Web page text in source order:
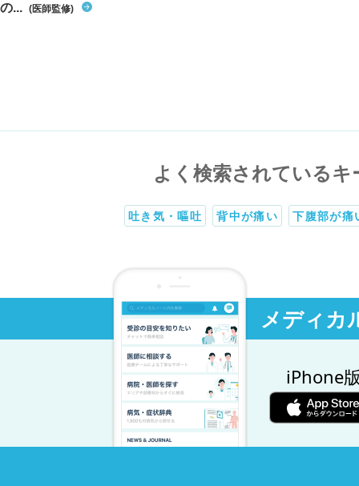
の... (医師監修)
よく検索されているキ
吐き気・嘔吐 背中が痛い 下腹部が痛
メディカ
iPhone